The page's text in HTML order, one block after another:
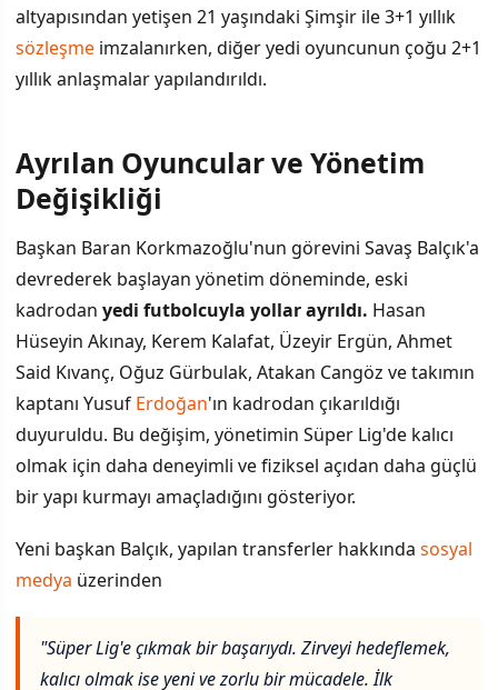
altyapısından yetişen 21 yaşındaki Şimşir ile 3+1 yıllık
sözleşme imzalanırken, diğer yedi oyuncunun çoğu 2+1
yıllık anlaşmalar yapılandırıldı.
Ayrılan Oyuncular ve Yönetim
Değişikliği
Başkan Baran Korkmazoğlu'nun görevini Savaş Balçık'a
devrederek başlayan yönetim döneminde, eski
kadrodan yedi futbolcuyla yollar ayrıldı. Hasan
Hüseyin Akınay, Kerem Kalafat, Üzeyir Ergün, Ahmet
Said Kıvanç, Oğuz Gürbulak, Atakan Cangöz ve takımın
kaptanı Yusuf Erdoğan'ın kadrodan çıkarıldığı
duyuruldu. Bu değişim, yönetimin Süper Lig'de kalıcı
olmak için daha deneyimli ve fiziksel açıdan daha güçlü
bir yapı kurmayı amaçladığını gösteriyor.
Yeni başkan Balçık, yapılan transferler hakkında sosyal
medya üzerinden
"Süper Lig'e çıkmak bir başarıydı. Zirveyi hedeflemek,
kalıcı olmak ise yeni ve zorlu bir mücadele. İlk